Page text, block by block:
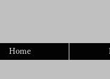
Home